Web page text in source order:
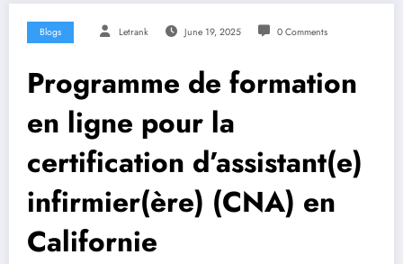
Blogs Letrank June 19, 2025 0 Comments
Programme de formation
en ligne pour la
certification d’assistant(e)
infirmier(ère) (CNA) en
Californie